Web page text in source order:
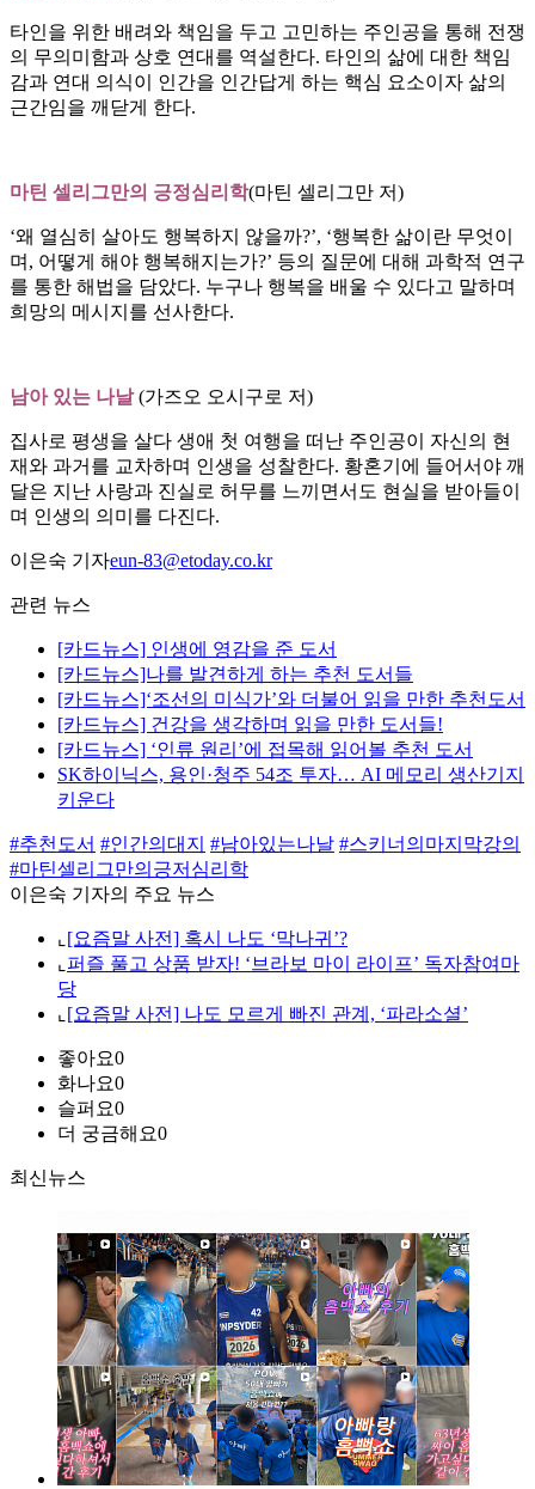
타인을 위한 배려와 책임을 두고 고민하는 주인공을 통해 전쟁
의 무의미함과 상호 연대를 역설한다. 타인의 삶에 대한 책임
감과 연대 의식이 인간을 인간답게 하는 핵심 요소이자 삶의
근간임을 깨닫게 한다.
마틴 셀리그만의 긍정심리학(마틴 셀리그만 저)
‘왜 열심히 살아도 행복하지 않을까?’, ‘행복한 삶이란 무엇이
며, 어떻게 해야 행복해지는가?’ 등의 질문에 대해 과학적 연구
를 통한 해법을 담았다. 누구나 행복을 배울 수 있다고 말하며
희망의 메시지를 선사한다.
남아 있는 나날(가즈오 오시구로 저)
집사로 평생을 살다 생애 첫 여행을 떠난 주인공이 자신의 현
재와 과거를 교차하며 인생을 성찰한다. 황혼기에 들어서야 깨
달은 지난 사랑과 진실로 허무를 느끼면서도 현실을 받아들이
며 인생의 의미를 다진다.
이은숙 기자eun-83@etoday.co.kr
관련 뉴스
[카드뉴스] 인생에 영감을 준 도서
[카드뉴스]나를 발견하게 하는 추천 도서들
[카드뉴스]‘조선의 미식가’와 더불어 읽을 만한 추천도서
[카드뉴스] 건강을 생각하며 읽을 만한 도서들!
[카드뉴스] ‘인류 원리’에 접목해 읽어볼 추천 도서
SK하이닉스, 용인·청주 54조 투자… AI 메모리 생산기지
키운다
#추천도서 #인간의대지 #남아있는나날 #스키너의마지막강의
#마틴셀리그만의긍저심리학
이은숙 기자의 주요 뉴스
⌞ [요즘말 사전] 혹시 나도 ‘막나귀’?
⌞ 퍼즐 풀고 상품 받자! ‘브라보 마이 라이프’ 독자참여마
당
⌞ [요즘말 사전] 나도 모르게 빠진 관계, ‘파라소셜’
좋아요0
화나요0
슬퍼요0
더 궁금해요0
최신뉴스